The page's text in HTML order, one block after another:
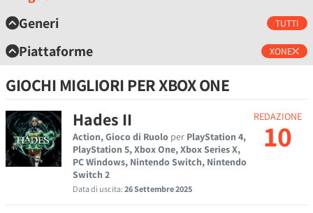
Generi
TUTTI
Piattaforme XONE
GIOCHI MIGLIORI PER XBOX ONE
Hades II
Action, Gioco di Ruolo per PlayStation 4,
PlayStation 5, Xbox One, Xbox Series X,
PC Windows, Nintendo Switch, Nintendo
Switch 2
Data di uscita:26 Settembre 2025
REDAZIONE
10